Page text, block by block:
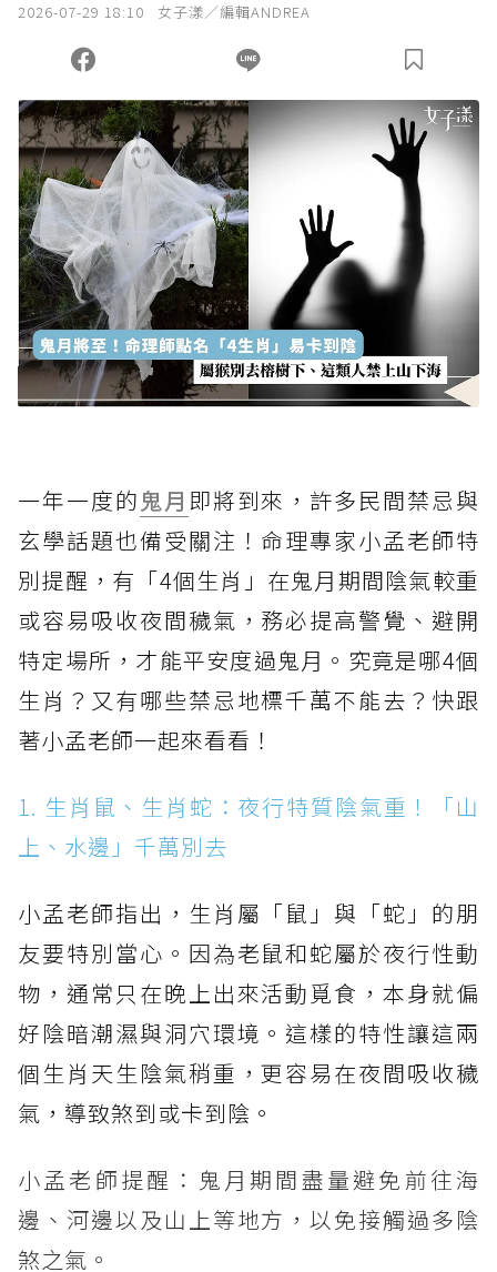
您當前剩餘 U 利點數：0點；前往 購買點數
2026-07-29 18:10 女子漾／編輯ANDREA
一年一度的鬼月 即將到來，許多民間禁忌與
玄學話題也備受關注！命理專家小孟老師特
別提醒，有「4個生肖」在鬼月期間陰氣較重
或容易吸收夜間穢氣，務必提高警覺、避開
特定場所，才能平安度過鬼月。究竟是哪4個
生肖？又有哪些禁忌地標千萬不能去？快跟
著小孟老師一起來看看！
1. 生肖鼠、生肖蛇：夜行特質陰氣重！「山
上、水邊」千萬別去
小孟老師指出，生肖屬「鼠」與「蛇」的朋
友要特別當心。因為老鼠和蛇屬於夜行性動
物，通常只在晚上出來活動覓食，本身就偏
好陰暗潮濕與洞穴環境。這樣的特性讓這兩
個生肖天生陰氣稍重，更容易在夜間吸收穢
氣，導致煞到或卡到陰。
小孟老師提醒：鬼月期間盡量避免前往海
邊、河邊以及山上等地方，以免接觸過多陰
煞之氣。